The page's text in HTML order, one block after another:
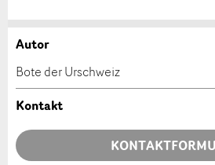
Anzeige
Ihr Feedback wird sehr
Allgemeines Feedback
Anzeige
Empfehlen Sie diese Anzeige
Autor
Bote der Urschweiz
Kontakt